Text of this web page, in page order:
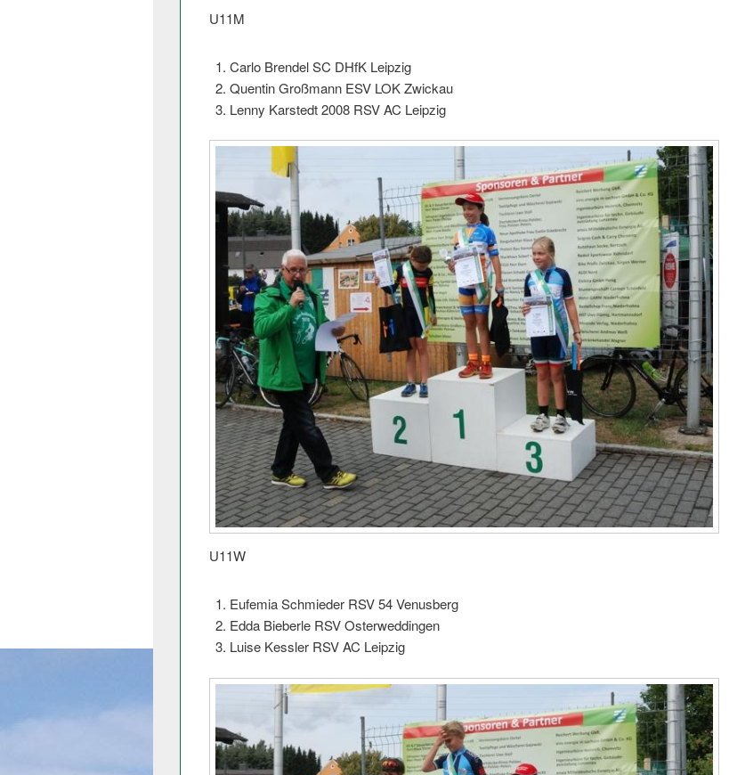
U11M
Carlo Brendel SC DHfK Leipzig
Quentin Großmann ESV LOK Zwickau
Lenny Karstedt 2008 RSV AC Leipzig
U11W
Eufemia Schmieder RSV 54 Venusberg
Edda Bieberle RSV Osterweddingen
Luise Kessler RSV AC Leipzig